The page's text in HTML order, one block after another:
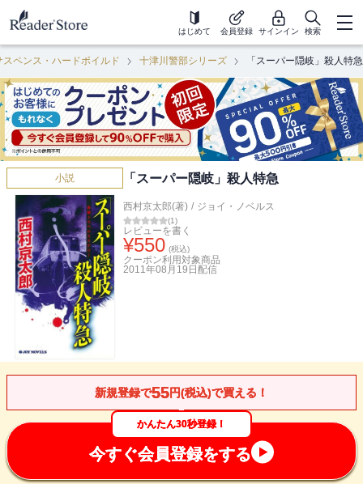
はじめて 会員登録 サインイン 検索
ペンス・ハードボイルド 十津川警部シリーズ 「スーパー隠岐」殺人特急
小説 「スーパー隠岐」殺人特急
西村京太郎(著) / ジョイ・ノベルス
(1)
レビューを書く
¥550 (税込)
クーポン利用対象商品
2011年08月19日 配信
新規登録で55円(税込)で買える！
かんたん30秒登録！
今すぐ会員登録をする